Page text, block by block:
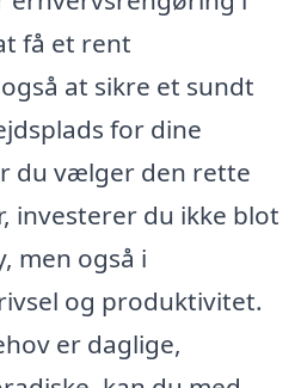
få et rent
at sikre et sundt
for dine
du vælger den rette
investerer du ikke blot
men også i
og produktivitet.
er daglige,